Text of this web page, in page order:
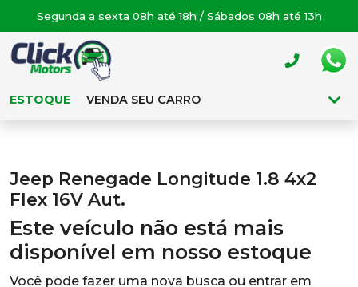
Segunda a sexta 08h até 18h / Sábados 08h até 13h
ESTOQUE VENDA SEU CARRO
Jeep Renegade Longitude 1.8 4x2
Flex 16V Aut.
Este veículo não está mais
disponível em nosso estoque
Você pode fazer uma nova busca ou entrar em